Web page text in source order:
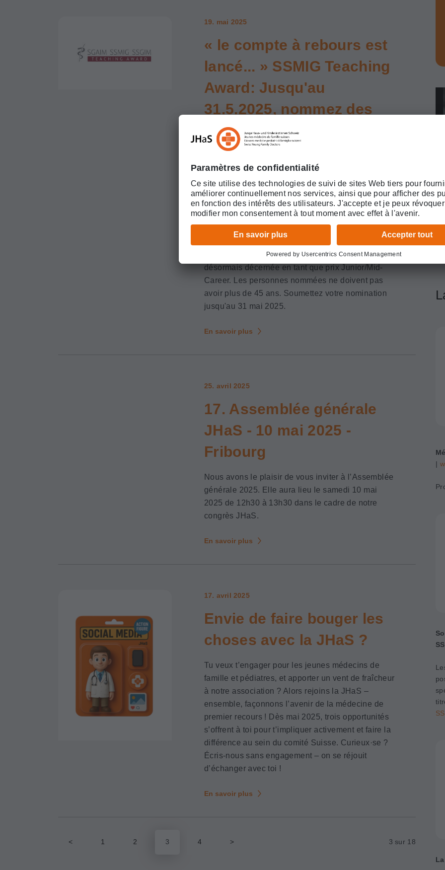
19. mai 2025
« le compte à rebours est
lancé... » SSMIG Teaching
Award: Jusqu'au
31.5.2025, nommez des
enseignant·e·s
exceptionnel·le·s!
dans l'enseignement et la formation pré- et
postgraduée des étudiant·e·s sont importants pour
encourager la relève sur la voie du titre de
spécialiste en médecine interne générale. Chaque
année, cet engagement est récompensé par le
«SSMIG Teaching Award». Cette récompense est
désormais décernée en tant que prix Junior/Mid-
Career. Les personnes nommées ne doivent pas
avoir plus de 45 ans. Soumettez votre nomination
jusqu'au 31 mai 2025.
En savoir plus
25. avril 2025
17. Assemblée générale
JHaS - 10 mai 2025 -
Fribourg
Nous avons le plaisir de vous inviter à l’Assemblée
générale 2025. Elle aura lieu le samedi 10 mai
2025 de 12h30 à 13h30 dans le cadre de notre
congrès JHaS.
En savoir plus
17. avril 2025
Envie de faire bouger les
choses avec la JHaS ?
Tu veux t’engager pour les jeunes médecins de
famille et pédiatres, et apporter un vent de fraîcheur
à notre association ? Alors rejoins la JHaS –
ensemble, façonnons l’avenir de la médecine de
premier recours ! Dès mai 2025, trois opportunités
s’offrent à toi pour t’impliquer activement et faire la
différence au sein du comité Suisse. Curieux·se ?
Écris-nous sans engagement – on se réjouit
d’échanger avec toi !
En savoir plus
< 1 2 3 4 > 3 sur 18
|